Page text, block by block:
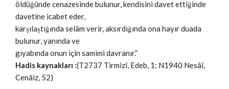
öldüğünde cenazesinde bulunur, kendisini davet ettiğinde
davetine icabet eder,
karşılaştığında selâm verir, aksırdığında ona hayır duada
bulunur, yanında ve
gıyabında onun için samimi davranır.”
Hadis kaynakları :(T2737 Tirmizî, Edeb, 1; N1940 Nesâî,
Cenâiz, 52)